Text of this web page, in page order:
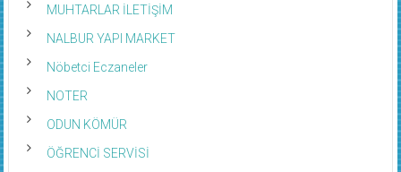
MUHTARLAR İLETİŞİM
NALBUR YAPI MARKET
Nöbetci Eczaneler
NOTER
ODUN KÖMÜR
ÖĞRENCİ SERVİSİ